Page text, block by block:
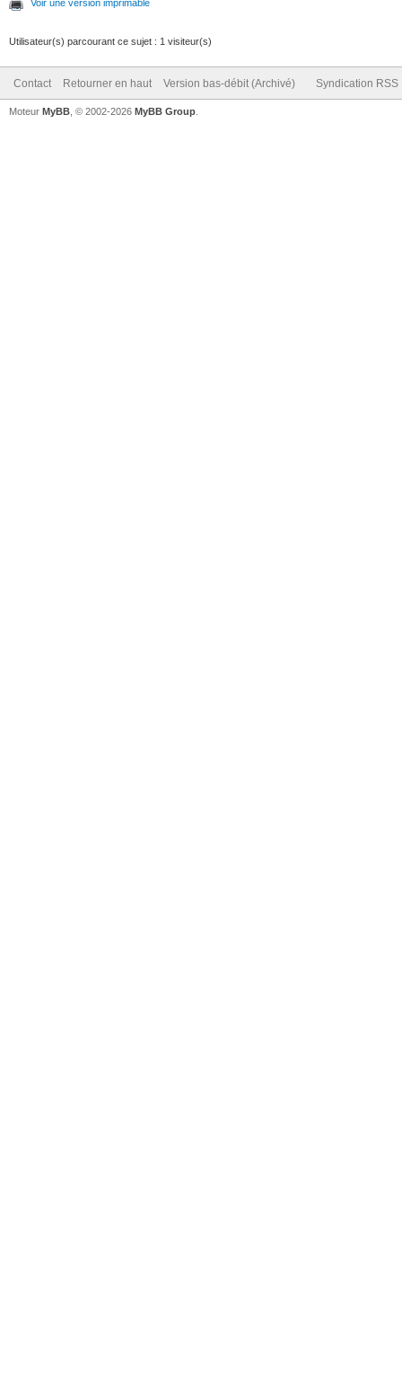
Voir une version imprimable
Utilisateur(s) parcourant ce sujet : 1 visiteur(s)
Contact Retourner en haut Version bas-débit (Archivé) Syndication RSS
Moteur MyBB , © 2002-2026 MyBB Group